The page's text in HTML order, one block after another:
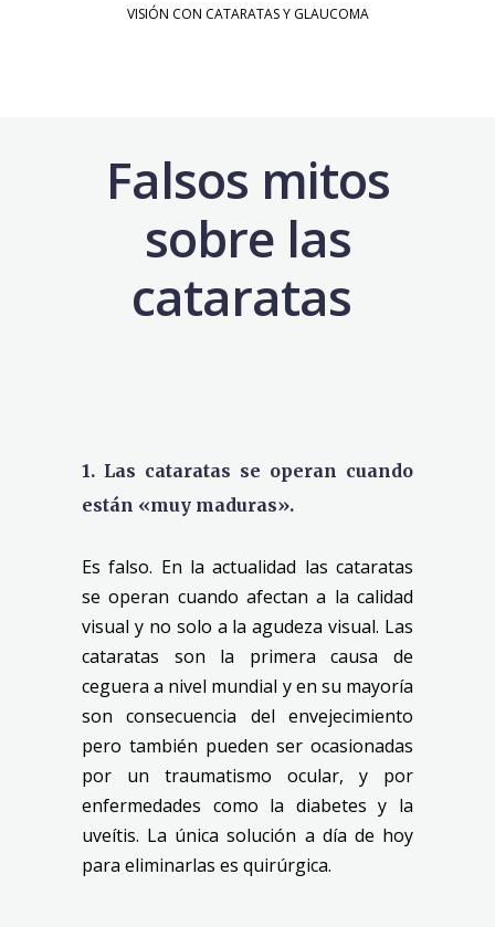
VISIÓN CON CATARATAS Y GLAUCOMA
Falsos mitos
sobre las
cataratas
1. Las cataratas se operan cuando
están «muy maduras».
Es falso. En la actualidad las cataratas
se operan cuando afectan a la calidad
visual y no solo a la agudeza visual. Las
cataratas son la primera causa de
ceguera a nivel mundial y en su mayoría
son consecuencia del envejecimiento
pero también pueden ser ocasionadas
por un traumatismo ocular, y por
enfermedades como la diabetes y la
uveítis. La única solución a día de hoy
para eliminarlas es quirúrgica.